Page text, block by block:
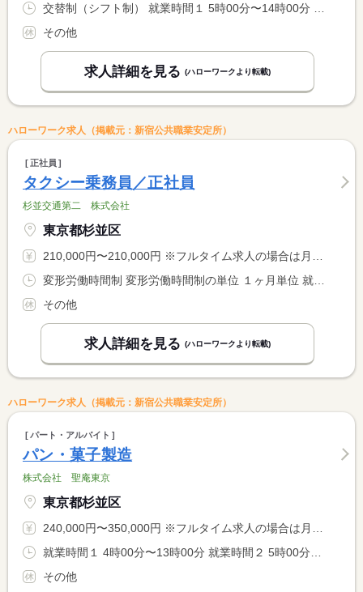
その他
求人詳細を見る (ハローワークより転載)
ハローワーク求人（掲載元：新宿公共職業安定所）
正社員
タクシー乗務員／正社員
杉並交通第二 株式会社
東京都杉並区
210,000円〜210,000円 ※フルタイム求人の場合は月額（換算額）、パート求人の場合は時間額を表示しています。
その他
求人詳細を見る (ハローワークより転載)
ハローワーク求人（掲載元：新宿公共職業安定所）
パート・アルバイト
パン・菓子製造
株式会社 聖庵東京
東京都杉並区
240,000円〜350,000円 ※フルタイム求人の場合は月額（換算額）、パート求人の場合は時間額を表示しています。
その他